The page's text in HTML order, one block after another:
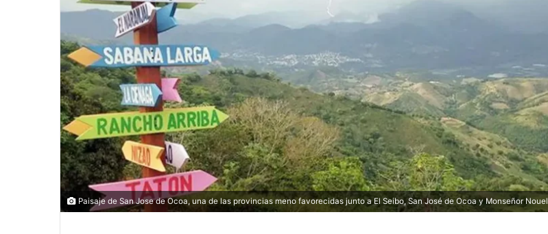
Paisaje de San Jose de Ocoa, una de las provincias meno favorecidas junto a El Seibo, San José de Ocoa y Monseñor Nouel